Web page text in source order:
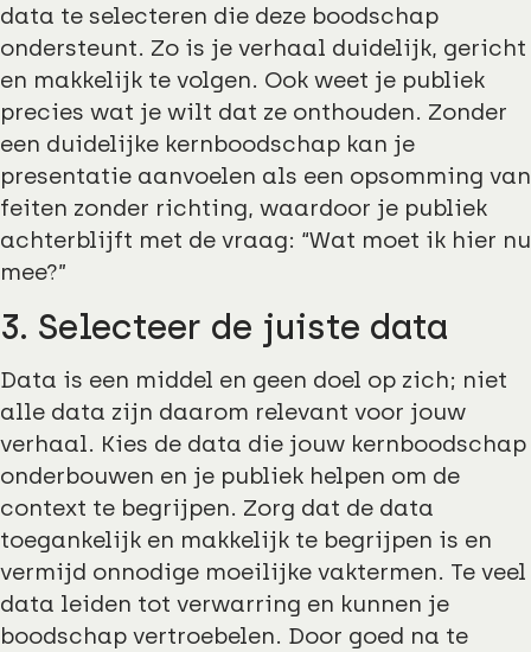
data te selecteren die deze boodschap
ondersteunt. Zo is je verhaal duidelijk, gericht
en makkelijk te volgen. Ook weet je publiek
precies wat je wilt dat ze onthouden. Zonder
een duidelijke kernboodschap kan je
presentatie aanvoelen als een opsomming van
feiten zonder richting, waardoor je publiek
achterblijft met de vraag: “Wat moet ik hier nu
mee?”
3. Selecteer de juiste data
Data is een middel en geen doel op zich; niet
alle data zijn daarom relevant voor jouw
verhaal. Kies de data die jouw kernboodschap
onderbouwen en je publiek helpen om de
context te begrijpen. Zorg dat de data
toegankelijk en makkelijk te begrijpen is en
vermijd onnodige moeilijke vaktermen. Te veel
data leiden tot verwarring en kunnen je
boodschap vertroebelen. Door goed na te